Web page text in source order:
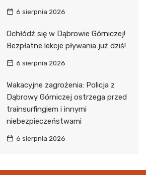
6 sierpnia 2026
Ochłódź się w Dąbrowie Górniczej!
Bezpłatne lekcje pływania już dziś!
6 sierpnia 2026
Wakacyjne zagrożenia: Policja z
Dąbrowy Górniczej ostrzega przed
trainsurfingiem i innymi
niebezpieczeństwami
6 sierpnia 2026